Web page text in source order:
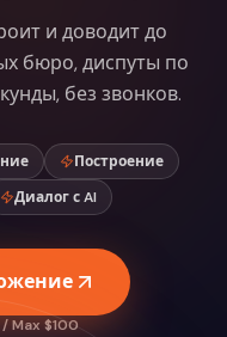
и доводит до
бюро, диспуты по
без звонков.
Построение
Диалог с AI
Max $100